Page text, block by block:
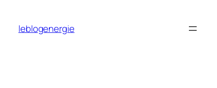
contenu
leblogenergie